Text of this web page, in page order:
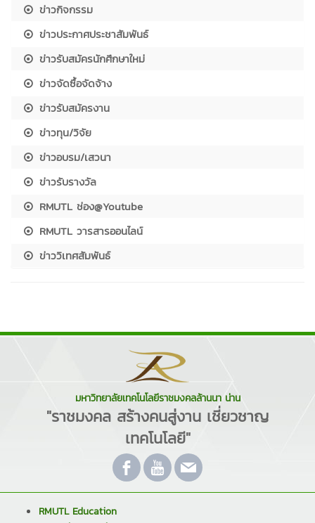
ข่าวกิจกรรม
ข่าวประกาศประชาสัมพันธ์
ข่าวรับสมัครนักศึกษาใหม่
ข่าวจัดซื้อจัดจ้าง
ข่าวรับสมัครงาน
ข่าวทุน/วิจัย
ข่าวอบรม/เสวนา
ข่าวรับรางวัล
RMUTL ช่อง@Youtube
RMUTL วารสารออนไลน์
ข่าววิเทศสัมพันธ์
มหาวิทยาลัยเทคโนโลยีราชมงคลล้านนา น่าน
"ราชมงคล สร้างคนสู่งาน เชี่ยวชาญ
เทคโนโลยี"
RMUTL Education